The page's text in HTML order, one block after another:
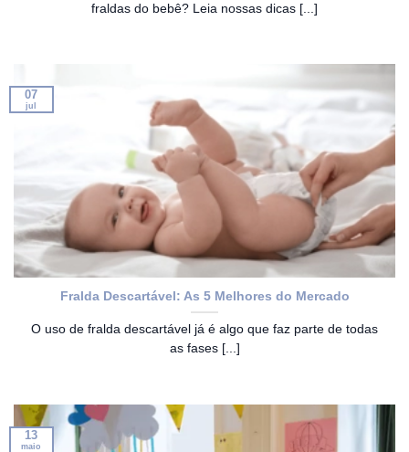
fraldas do bebê? Leia nossas dicas [...]
Fralda Descartável: As 5 Melhores do Mercado
O uso de fralda descartável já é algo que faz parte de todas
as fases [...]
07
jul
13
maio